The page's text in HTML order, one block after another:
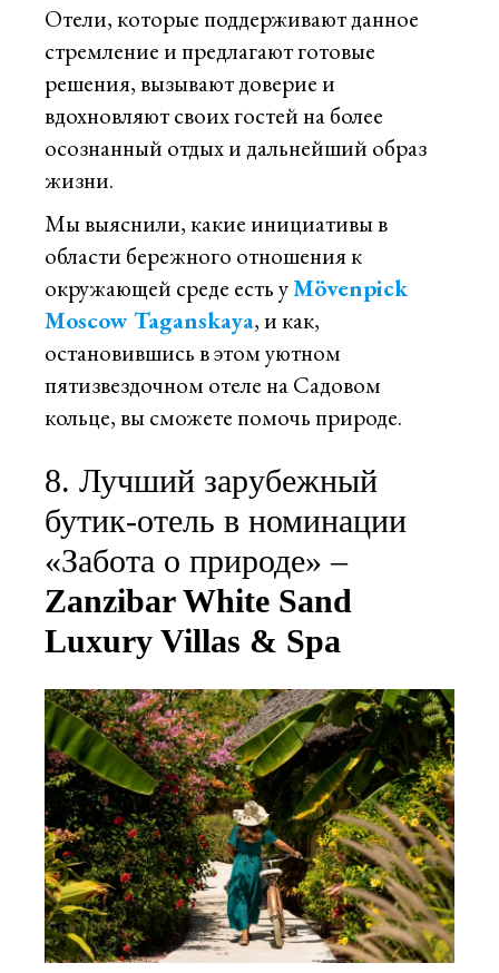
Отели, которые поддерживают данное
стремление и предлагают готовые
решения, вызывают доверие и
вдохновляют своих гостей на более
осознанный отдых и дальнейший образ
жизни.
Мы выяснили, какие инициативы в
области бережного отношения к
окружающей среде есть уMövenpick
Moscow Taganskaya, и как,
остановившись в этом уютном
пятизвездочном отеле на Садовом
кольце, вы сможете помочь природе.
8. Лучший зарубежный
бутик-отель в номинации
«Забота о природе» –
Zanzibar White Sand
Luxury Villas & Spa